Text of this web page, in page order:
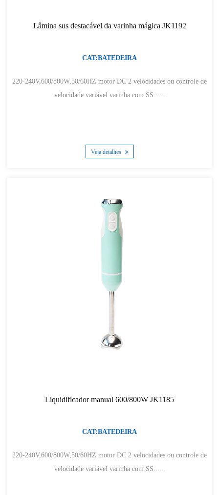
Lâmina sus destacável da varinha mágica JK1192
CAT:BATEDEIRA
220-240V,600/800W,50/60HZ motor DC 2 velocidades ou controle de
velocidade variável varinha com SS......
Veja detalhes
Liquidificador manual 600/800W JK1185
CAT:BATEDEIRA
220-240V,600/800W,50/60HZ motor DC 2 velocidades ou controle de
velocidade variável varinha com SS......